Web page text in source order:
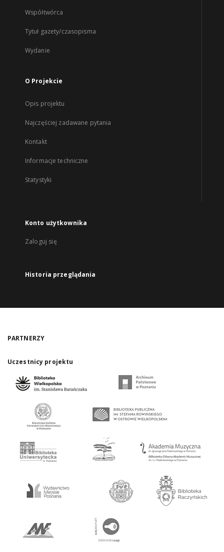
Współtwórca
Tytuł gazety/czasopisma
Wydanie
O Projekcie
Opis projektu
Najczęściej zadawane pytania
Kontakt
Informacje techniczne
Statystyki
Konto użytkownika
Zaloguj się
Historia przeglądania
PARTNERZY
Uczestnicy projektu